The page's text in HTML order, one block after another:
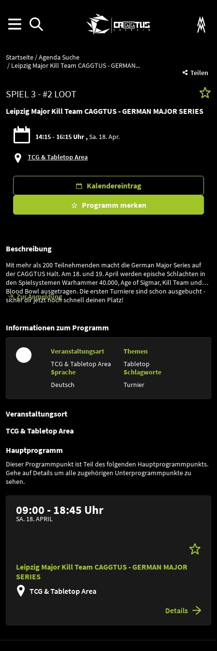
Startseite
Agenda Suche
Leipzig Major Kill Team CAGGTUS - GERMAN...
Teilen
SPIEL 3 - #2 LOOT
Leipzig Major Kill Team CAGGTUS - GERMAN MAJOR SERIES
14:15 - 16:15 Uhr Sa. 18. Apr.
TCG & Tabletop Area
Kalendereintrag
Programm merken
Beschreibung
Mit mehr als 200 Teilnehmenden macht die German Major Series auf
der CAGGTUS Halt. Am 18. und 19. April werden epische Schlachten in
den Spielsystemen Warhammer 40.000, Age of Sigmar, Kill Team und
Blood Bowl ausgetragen. Die ersten Turniere sind schon ausgebucht -
sicher dir jetzt noch schnell deinen Platz!
Zur Anmeldung
Informationen zum Programm
Veranstaltungsart
TCG & Tabletop Area
Themen
Tabletop
Sprache
Deutsch
Schlagworte
Turnier
Veranstaltungsort
TCG & Tabletop Area
Hauptprogramm
Dieser Programmpunkt ist Teil des folgenden Hauptprogrammpunkts.
Gehe auf Details um alle zugehörigen Unterprogrammpunkte zu
sehen.
09:00 - 18:45 Uhr
SA. 18. APRIL
Leipzig Major Kill Team CAGGTUS - GERMAN MAJOR
SERIES
TCG & Tabletop Area
Details